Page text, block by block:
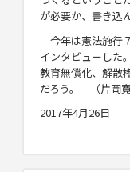
が必要か、書き込
今年は憲法施行
インタビューした
教育無償化、解散
だろう。 （片岡寛
2017年4月26日